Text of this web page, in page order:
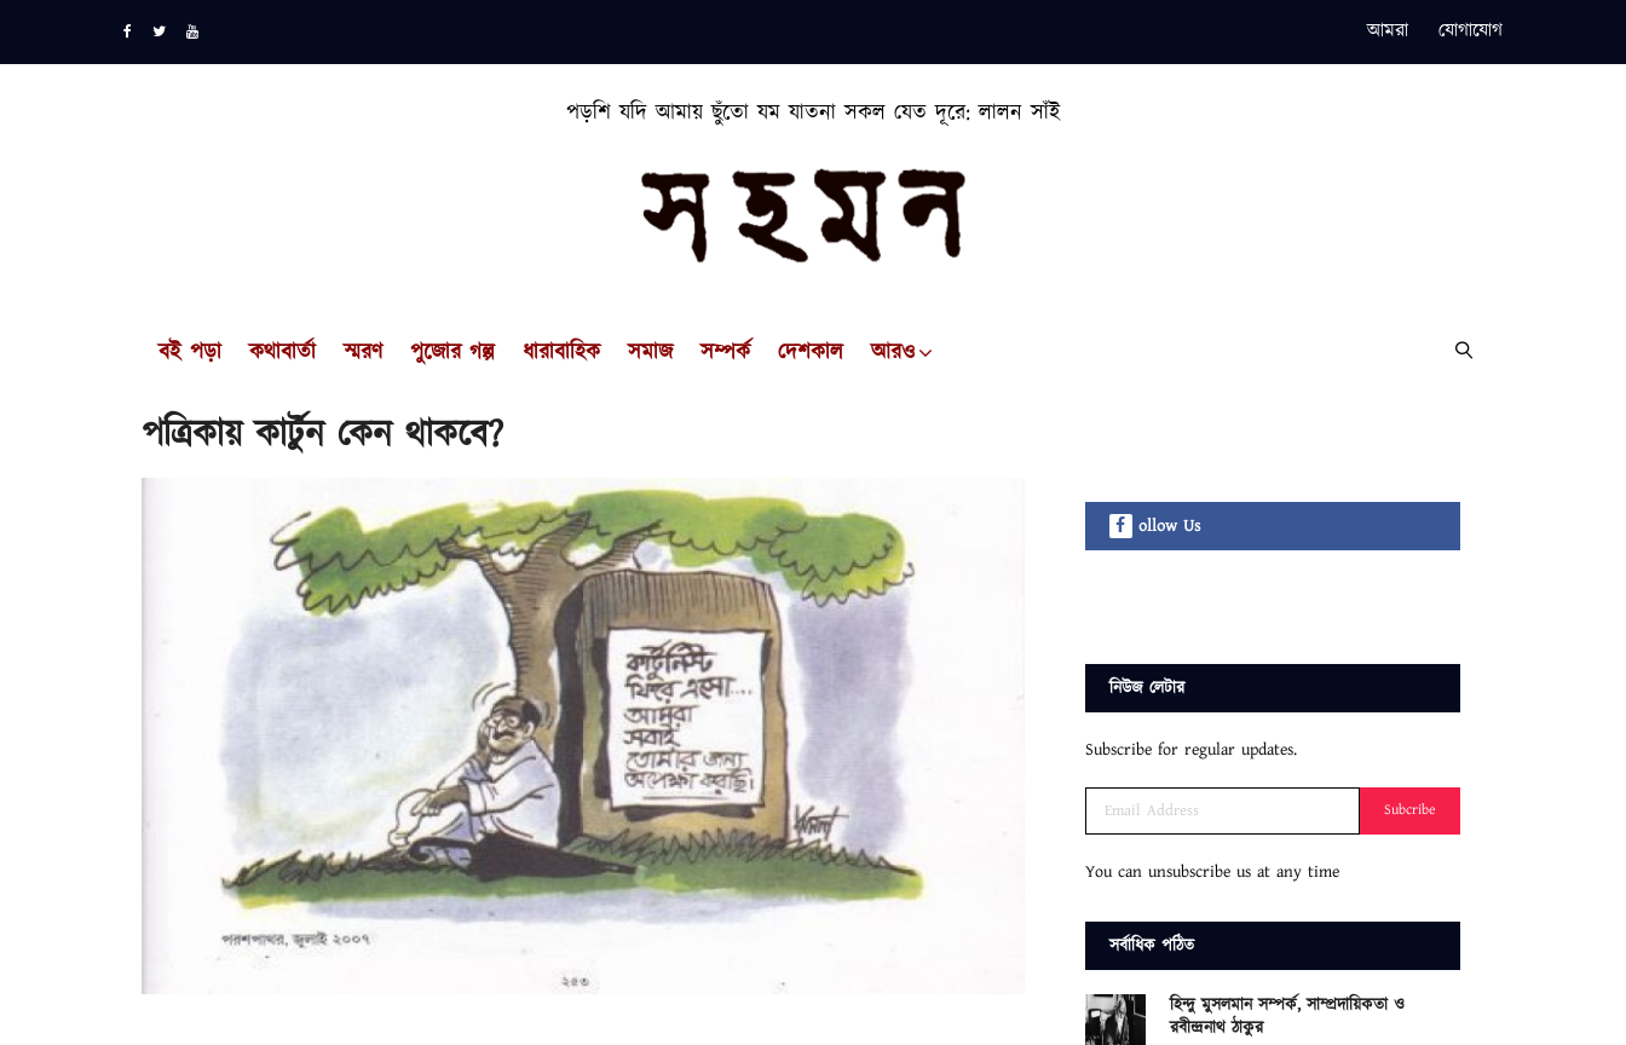
আমরা যোগাযোগ
পড়শি যদি আমায় ছুঁতো যম যাতনা সকল যেত দূরে: লালন সাঁই
বই পড়া কথাবার্তা স্মরণ পুজোর গল্প ধারাবাহিক সমাজ সম্পর্ক দেশকাল আরও
পত্রিকায় কার্টুন কেন থাকবে?
ollow Us
নিউজ লেটার
Subscribe for regular updates.
Subcribe
You can unsubscribe us at any time
সর্বাধিক পঠিত
হিন্দু মুসলমান সম্পর্ক, সাম্প্রদায়িকতা ও
রবীন্দ্রনাথ ঠাকুর